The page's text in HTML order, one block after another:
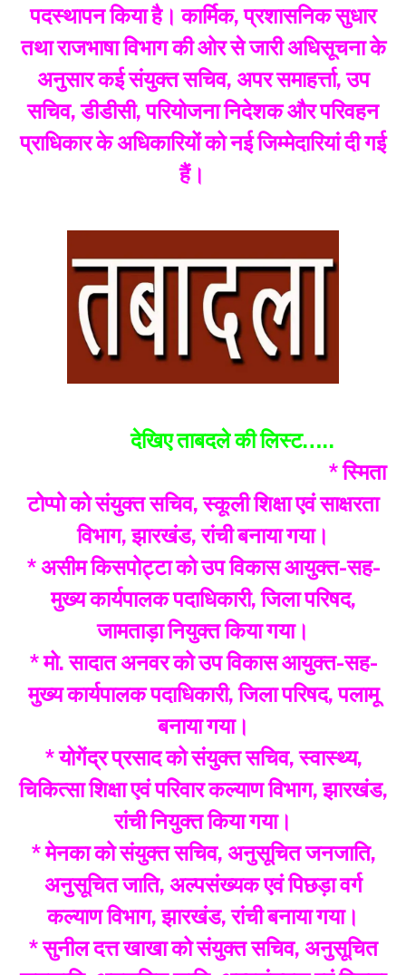
पदस्थापन किया है। कार्मिक, प्रशासनिक सुधार
तथा राजभाषा विभाग की ओर से जारी अधिसूचना के
अनुसार कई संयुक्त सचिव, अपर समाहर्त्ता, उप
सचिव, डीडीसी, परियोजना निदेशक और परिवहन
प्राधिकार के अधिकारियों को नई जिम्मेदारियां दी गई
हैं।
देखिए ताबदले की लिस्ट…..
* स्मिता
टोप्पो को संयुक्त सचिव, स्कूली शिक्षा एवं साक्षरता
विभाग, झारखंड, रांची बनाया गया।
* असीम किसपोट्टा को उप विकास आयुक्त-सह-
मुख्य कार्यपालक पदाधिकारी, जिला परिषद,
जामताड़ा नियुक्त किया गया।
* मो. सादात अनवर को उप विकास आयुक्त-सह-
मुख्य कार्यपालक पदाधिकारी, जिला परिषद, पलामू
बनाया गया।
* योगेंद्र प्रसाद को संयुक्त सचिव, स्वास्थ्य,
चिकित्सा शिक्षा एवं परिवार कल्याण विभाग, झारखंड,
रांची नियुक्त किया गया।
* मेनका को संयुक्त सचिव, अनुसूचित जनजाति,
अनुसूचित जाति, अल्पसंख्यक एवं पिछड़ा वर्ग
कल्याण विभाग, झारखंड, रांची बनाया गया।
* सुनील दत्त खाखा को संयुक्त सचिव, अनुसूचित